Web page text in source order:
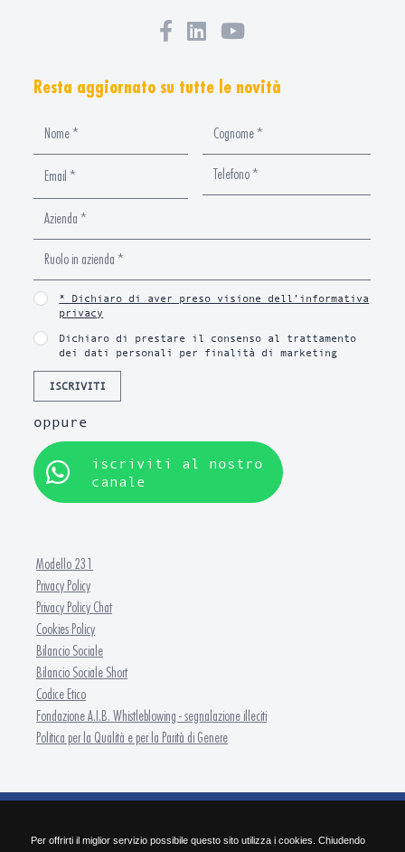
Per offrirti il miglior servizio possibile questo sito utilizza i cookies. Chiudendo
Resta aggiornato su tutte le novità
* Dichiaro di aver preso visione dell’informativa
privacy
Dichiaro di prestare il consenso al trattamento
dei dati personali per finalità di marketing
ISCRIVITI
oppure
iscriviti al nostro
canale
Modello 231
Privacy Policy
Privacy Policy Chat
Cookies Policy
Bilancio Sociale
Bilancio Sociale Short
Codice Etico
Fondazione A.I.B. Whistleblowing - segnalazione illeciti
Politica per la Qualità e per la Parità di Genere